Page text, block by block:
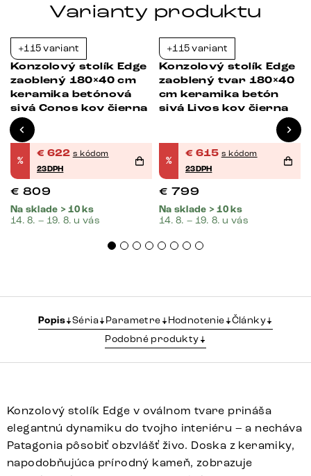
Varianty produktu
+115 variant
Konzolový stolík Edge
zaoblený 180×40 cm
keramika betónová
sivá Conos kov čierna
%
€ 622 s kódom
23DPH
€ 809
Na sklade > 10 ks
14. 8. – 19. 8. u vás
+115 variant
Konzolový stolík Edge
zaoblený tvar 180×40
cm keramika betón
sivá Livos kov čierna
%
€ 615 s kódom
23DPH
€ 799
Na sklade > 10 ks
14. 8. – 19. 8. u vás
Popis Séria Parametre Hodnotenie
Články
Podobné produkty
Konzolový stolík Edge v oválnom tvare prináša
elegantnú dynamiku do tvojho interiéru – a necháva
Patagonia pôsobiť obzvlášť živo. Doska z keramiky,
napodobňujúca prírodný kameň, zobrazuje